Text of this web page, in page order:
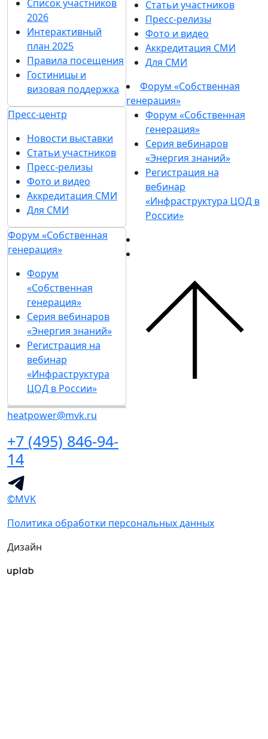
Список участников
2026
Интерактивный
план 2025
Правила посещения
Гостиницы и
визовая поддержка
Пресс-центр
Новости выставки
Статьи участников
Пресс-релизы
Фото и видео
Аккредитация СМИ
Для СМИ
Форум «Собственная
генерация»
Форум
«Собственная
генерация»
Серия вебинаров
«Энергия знаний»
Регистрация на
вебинар
«Инфраструктура
ЦОД в России»
heatpower@mvk.ru
+7 (495) 846-94-
14
Статьи участников
Пресс-релизы
Фото и видео
Аккредитация СМИ
Для СМИ
Форум «Собственная
генерация»
Форум «Собственная
генерация»
Серия вебинаров
«Энергия знаний»
Регистрация на
вебинар
«Инфраструктура ЦОД в
России»
©MVK
Политика обработки персональных данных
Дизайн